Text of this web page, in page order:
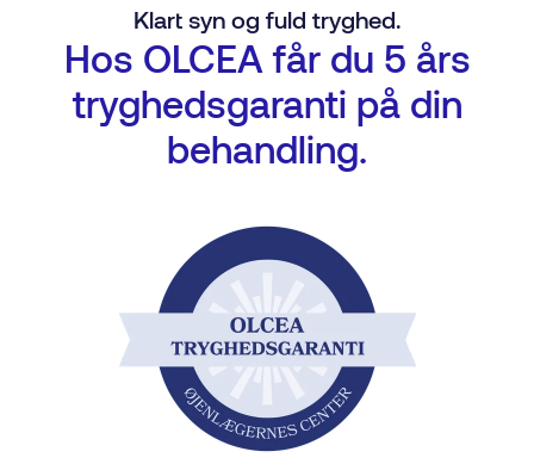
Klart syn og fuld tryghed.
Hos OLCEA får du 5 års
tryghedsgaranti på din
behandling.